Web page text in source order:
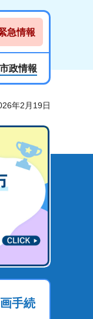
急情報
市政情報
年2月19日
手続